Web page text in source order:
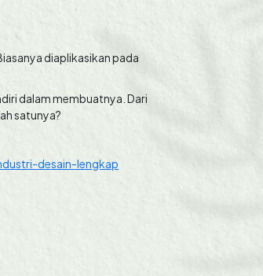
diaplikasikan pada
dalam membuatnya. Dari
satunya?
desain-lengkap